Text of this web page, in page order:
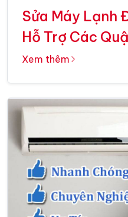
Sửa Máy Lạnh
Hỗ Trợ Các
Xem thêm